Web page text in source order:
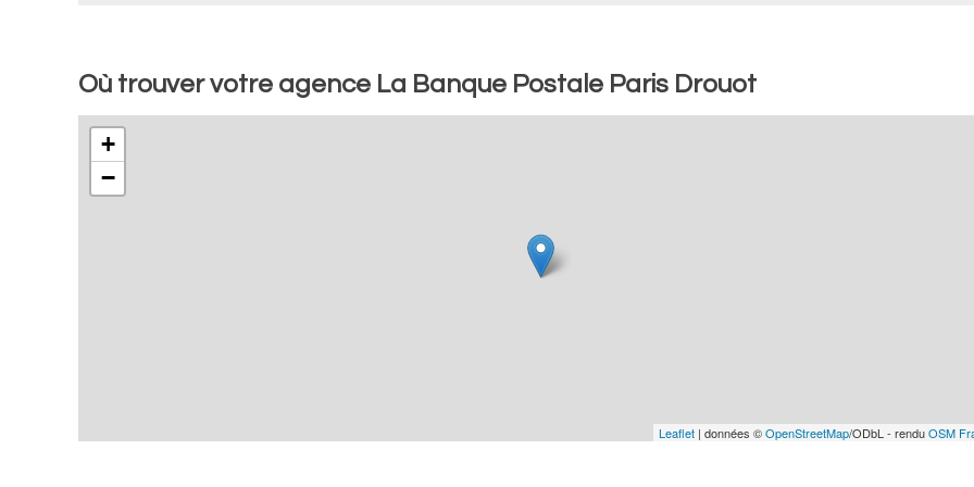
Où trouver votre agence La Banque Postale Paris Drouot
+
−
Leaflet | données ©OpenStreetMap/ODbL - renduOSM